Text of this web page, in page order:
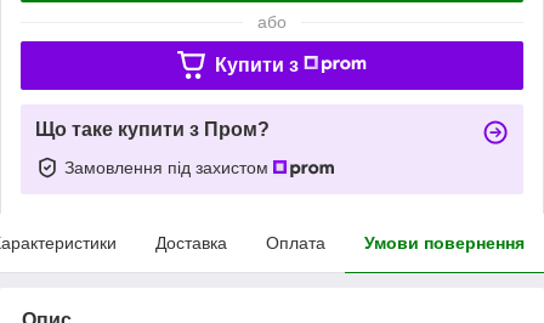
або
Купити з
Що таке купити з Пром?
Замовлення під захистом
Доставка Оплата Умови повернення